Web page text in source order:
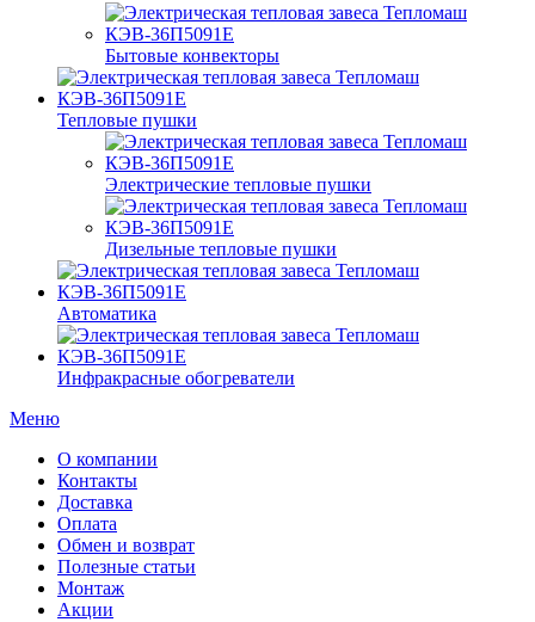
Бытовые конвекторы
Тепловые пушки
Электрические тепловые пушки
Дизельные тепловые пушки
Автоматика
Инфракрасные обогреватели
Меню
О компании
Контакты
Доставка
Оплата
Обмен и возврат
Полезные статьи
Монтаж
Акции